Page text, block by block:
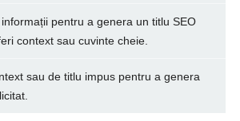
pentru a genera un titlu SEO
context sau cuvinte cheie.
sau de titlu impus pentru a genera